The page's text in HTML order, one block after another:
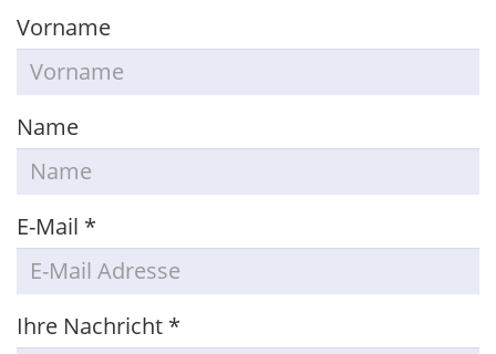
Vorname
Name
E-Mail *
Ihre Nachricht *